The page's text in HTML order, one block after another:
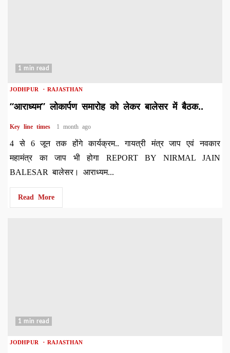
1 min read
JODHPUR RAJASTHAN
“आराध्यम” लोकार्पण समारोह को लेकर बालेसर में बैठक..
Key line times 1 month ago
4 से 6 जून तक होंगे कार्यक्रम.. गायत्री मंत्र जाप एवं नवकार
महामंत्र का जाप भी होगा REPORT BY NIRMAL JAIN
BALESAR बालेसर। आराध्यम...
Read More
1 min read
JODHPUR RAJASTHAN